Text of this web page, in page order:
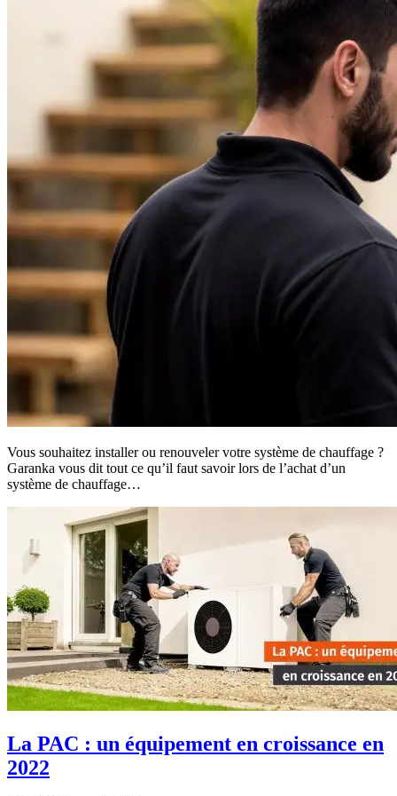
Vous souhaitez installer ou renouveler votre système de chauffage ?
Garanka vous dit tout ce qu’il faut savoir lors de l’achat d’un
système de chauffage…
La PAC : un équipement en croissance en
2022